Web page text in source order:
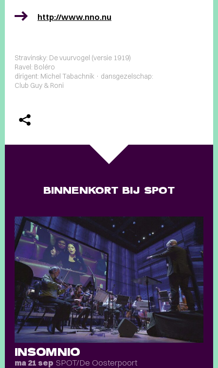
http://www.nno.nu
Stravinsky: De vuurvogel (versie 1919)
Ravel: Boléro
dirigent: Michel Tabachnik · dansgezelschap:
Club Guy & Roni
BINNENKORT BIJ SPOT
INSOMNIO
ma 21 sep SPOT/De Oosterpoort